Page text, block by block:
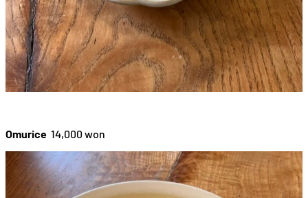
Omurice 14,000 won